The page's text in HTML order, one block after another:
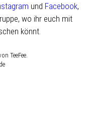
und Facebook,
wo ihr euch mit
könnt.
TeeFee.